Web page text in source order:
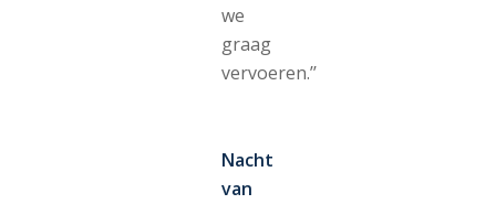
we
graag
vervoeren.’’
Nacht
van